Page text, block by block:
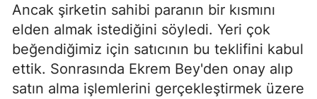
Ancak şirketin sahibi paranın bir kısmını
elden almak istediğini söyledi. Yeri çok
beğendiğimiz için satıcının bu teklifini kabul
ettik. Sonrasında Ekrem Bey'den onay alıp
satın alma işlemlerini gerçekleştirmek üzere